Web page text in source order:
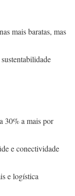
mais baratas, mas
30% a mais por
e conectividade
e logística